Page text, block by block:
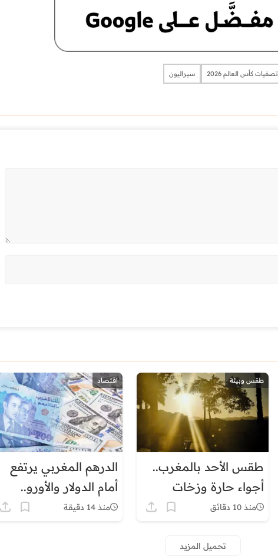
تصفيات كأس العالم 2026 سيراليون
طقس وبيئة
طقس الأحد بالمغرب..
أجواء حارة وزخات
رعدية ورياح قوية بعدد
منذ 10 دقائق
اقتصاد
الدرهم المغربي يرتفع
أمام الدولار والأورو..
وبنك المغرب يكشف
منذ 14 دقيقة
تحميل المزيد